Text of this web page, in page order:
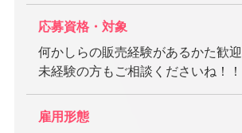
応募資格・対象
何かしらの販売経験があるかた歓迎
未経験の方もご相談くださいね！！
雇用形態